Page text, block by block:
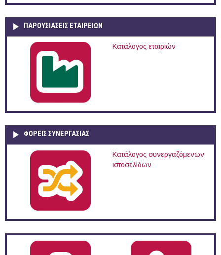
ΠΑΡΟΥΣΙΆΣΕΙΣ ΕΤΑΙΡΕΙΏΝ
Κατάλογος εταιριών
ΦΟΡΕΙΣ ΣΥΝΕΡΓΑΣΙΑΣ
Κατάλογος συνεργαζόμενων
ιστοσελίδων